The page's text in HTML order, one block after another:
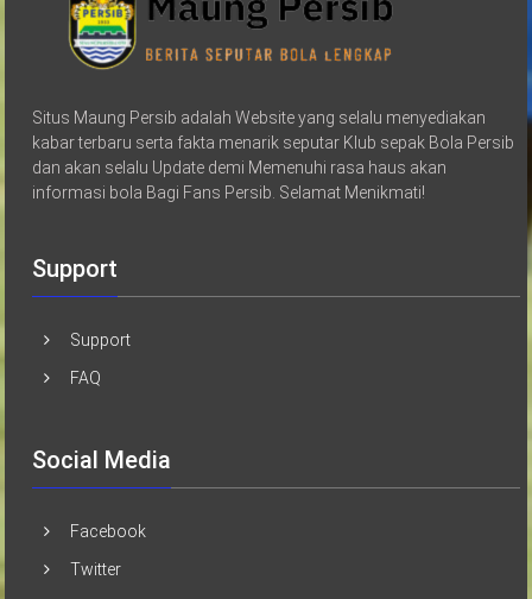
Situs Maung Persib adalah Website yang selalu menyediakan
kabar terbaru serta fakta menarik seputar Klub sepak Bola Persib
dan akan selalu Update demi Memenuhi rasa haus akan
informasi bola Bagi Fans Persib. Selamat Menikmati!
Support
Support
FAQ
Social Media
Facebook
Twitter